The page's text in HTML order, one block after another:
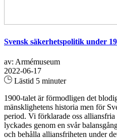
Svensk säkerhetspolitik under
av: Armémuseum
2022-06-17
Lästid 5 minuter
1900-talet är förmodligen det
mänsklighetens historia men för
period. Vi förklarade oss
lyckades genom en svår
och behålla alliansfriheten under